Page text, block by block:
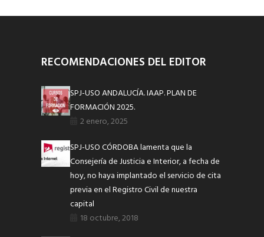
RECOMENDACIONES DEL EDITOR
SPJ-USO ANDALUCÍA. IAAP. PLAN DE
FORMACIÓN 2025.
2 enero, 2025
SPJ-USO CÓRDOBA lamenta que la
Consejería de Justicia e Interior, a fecha de
hoy, no haya implantado el servicio de cita
previa en el Registro Civil de nuestra
capital
18 octubre, 2018